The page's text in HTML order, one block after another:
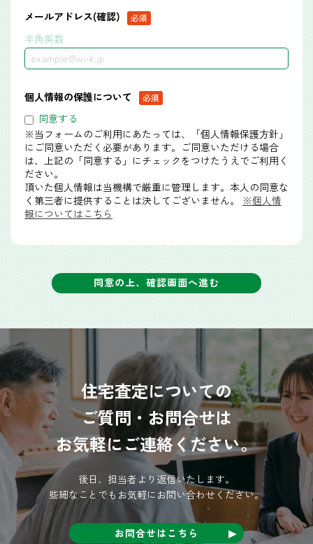
メールアドレス(確認)
半角英数
個人情報の保護について
同意する
※当フォームのご利用にあたっては、「個人情報保護方針」
にご同意いただく必要があります。ご同意いただける場合
は、上記の「同意する」にチェックをつけたうえでご利用く
ださい。
頂いた個人情報は当機構で厳重に管理します。本人の同意な
く第三者に提供することは決してございません。 ※個人情
報についてはこちら
住宅査定についての
ご質問・お問合せは
お気軽にご連絡ください。
後日、担当者より返信いたします。
些細なことでもお気軽にお問い合わせください。
お問合せはこちら